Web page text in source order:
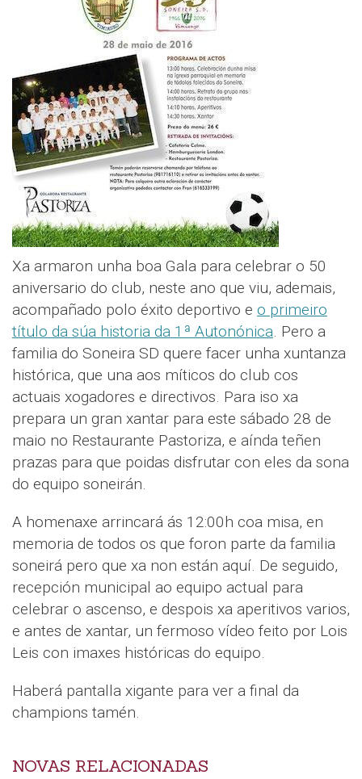
Xa armaron unha boa Gala para celebrar o 50
aniversario do club, neste ano que viu, ademais,
acompañado polo éxito deportivo e o primeiro
título da súa historia da 1ª Autonónica. Pero a
familia do Soneira SD quere facer unha xuntanza
histórica, que una aos míticos do club cos
actuais xogadores e directivos. Para iso xa
prepara un gran xantar para este sábado 28 de
maio no Restaurante Pastoriza, e aínda teñen
prazas para que poidas disfrutar con eles da sona
do equipo soneirán.
A homenaxe arrincará ás 12:00h coa misa, en
memoria de todos os que foron parte da familia
soneirá pero que xa non están aquí. De seguido,
recepción municipal ao equipo actual para
celebrar o ascenso, e despois xa aperitivos varios,
e antes de xantar, un fermoso vídeo feito por Lois
Leis con imaxes históricas do equipo.
Haberá pantalla xigante para ver a final da
champions tamén.
NOVAS RELACIONADAS